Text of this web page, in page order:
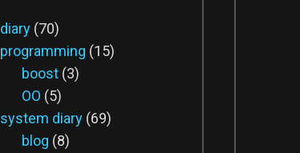
diary (70)
programming (15)
boost (3)
OO (5)
system diary (69)
blog (8)